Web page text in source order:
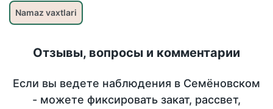
Namaz vaxtlari
Отзывы, вопросы и комментарии
Если вы ведете наблюдения в Семёновском
- можете фиксировать закат, рассвет,